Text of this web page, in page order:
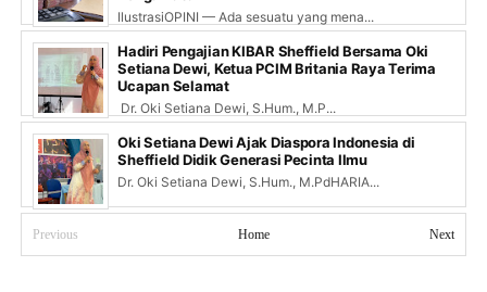
IlustrasiOPINI — Ada sesuatu yang mena...
Hadiri Pengajian KIBAR Sheffield Bersama Oki
Setiana Dewi, Ketua PCIM Britania Raya Terima
Ucapan Selamat
Dr. Oki Setiana Dewi, S.Hum., M.P...
Oki Setiana Dewi Ajak Diaspora Indonesia di
Sheffield Didik Generasi Pecinta Ilmu
Dr. Oki Setiana Dewi, S.Hum., M.PdHARIA...
Previous Next
Home